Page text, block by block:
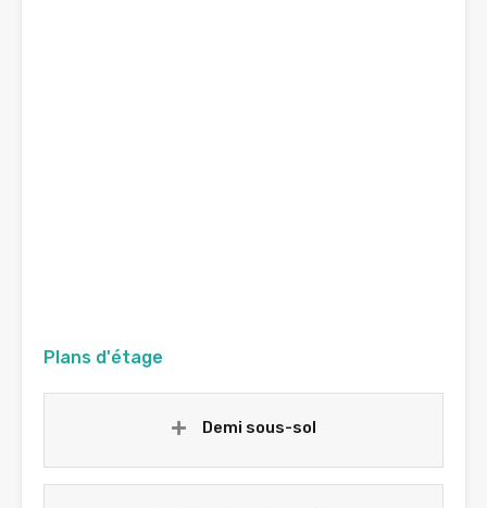
Plans d'étage
Demi sous-sol